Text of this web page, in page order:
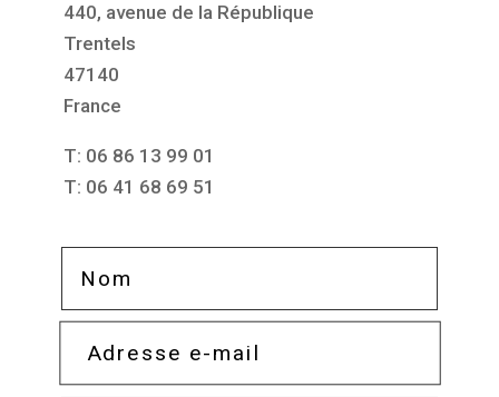
440, avenue de la République
Trentels
47140
France
T: 06 86 13 99 01
T: 06 41 68 69 51